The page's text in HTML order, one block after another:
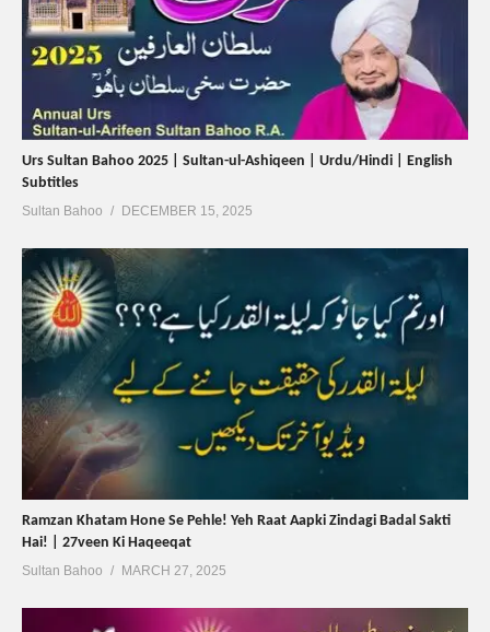
Urs Sultan Bahoo 2025 | Sultan-ul-Ashiqeen | Urdu/Hindi | English
Subtitles
Sultan Bahoo DECEMBER 15, 2025
Ramzan Khatam Hone Se Pehle! Yeh Raat Aapki Zindagi Badal Sakti
Hai! | 27veen Ki Haqeeqat
Sultan Bahoo MARCH 27, 2025